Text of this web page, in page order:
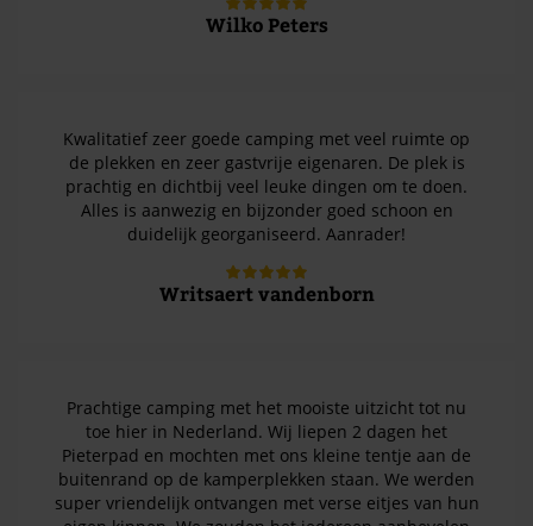
Wilko Peters
Kwalitatief zeer goede camping met veel ruimte op
de plekken en zeer gastvrije eigenaren. De plek is
prachtig en dichtbij veel leuke dingen om te doen.
Alles is aanwezig en bijzonder goed schoon en
duidelijk georganiseerd. Aanrader!
Writsaert vandenborn
Prachtige camping met het mooiste uitzicht tot nu
toe hier in Nederland. Wij liepen 2 dagen het
Pieterpad en mochten met ons kleine tentje aan de
buitenrand op de kamperplekken staan. We werden
super vriendelijk ontvangen met verse eitjes van hun